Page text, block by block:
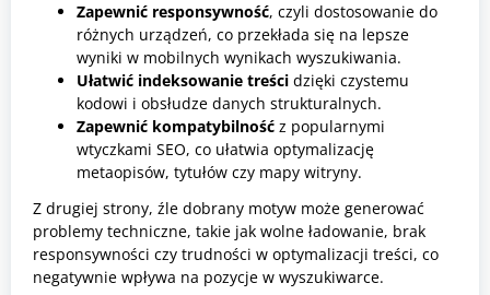
Zapewnić responsywność, czyli dostosowanie do
różnych urządzeń, co przekłada się na lepsze
wyniki w mobilnych wynikach wyszukiwania.
Ułatwić indeksowanie treści dzięki czystemu
kodowi i obsłudze danych strukturalnych.
Zapewnić kompatybilność z popularnymi
wtyczkami SEO, co ułatwia optymalizację
metaopisów, tytułów czy mapy witryny.
Z drugiej strony, źle dobrany motyw może generować
problemy techniczne, takie jak wolne ładowanie, brak
responsywności czy trudności w optymalizacji treści, co
negatywnie wpływa na pozycje w wyszukiwarce.